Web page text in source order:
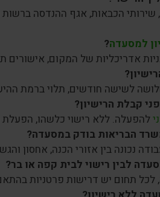
שירותי הכבאות, אגף ההנדסה
למסעדה?
אדריכליות של המקום, אישורים
לשישה חודשים, תלוי ברמת
קבלת הרישיון?
להפעלה. ללא רישוי כלשהו,
הבריאות בודק במסעדה?
נכונה בין אזורי הכנה, אחסון
לבין רישוי לבית קפה או בר?
תחום יש דרישות פרטניות